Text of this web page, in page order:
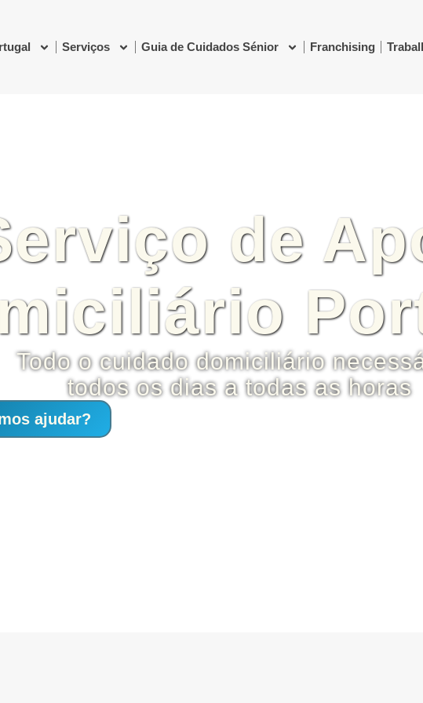
Serviços Guia de Cuidados Sénior Franchising
de
Todo o cuidado domiciliário
todos os dias a todas as horas
ajudar?